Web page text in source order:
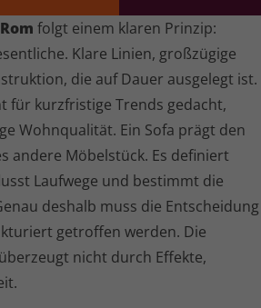
folgt einem klaren Prinzip:
Klare Linien, großzügige
die auf Dauer ausgelegt ist.
für kurzfristige Trends gedacht,
Wohnqualität. Ein Sofa prägt den
andere Möbelstück. Es definiert
Laufwege und bestimmt die
deshalb muss die Entscheidung
getroffen werden. Die
nicht durch Effekte,